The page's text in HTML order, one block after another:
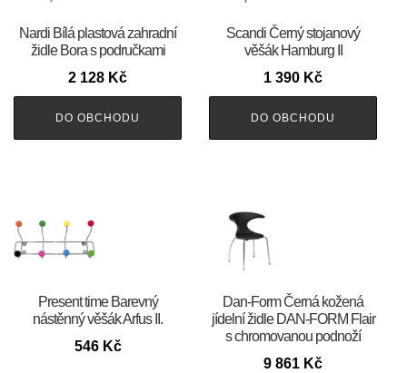
Nardi Bílá plastová zahradní
židle Bora s područkami
2 128 Kč
DO OBCHODU
Scandi Černý stojanový
věšák Hamburg II
1 390 Kč
DO OBCHODU
Present time Barevný
nástěnný věšák Arfus II.
546 Kč
​​​​​Dan-Form Černá kožená
jídelní židle DAN-FORM Flair
s chromovanou podnoží
9 861 Kč